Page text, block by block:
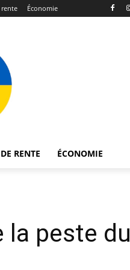
Économie
RENTE ÉCONOMIE
la peste du